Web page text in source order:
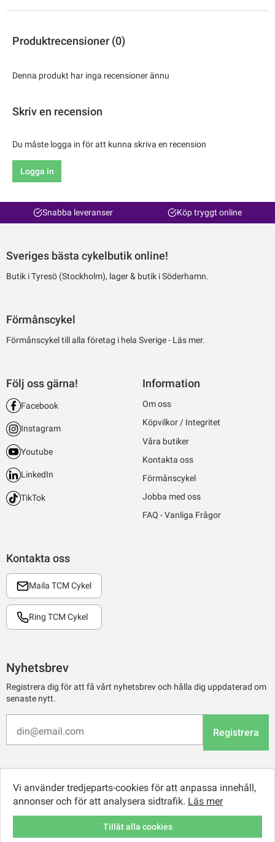
Produktrecensioner (0)
Denna produkt har inga recensioner ännu
Skriv en recension
Du måste logga in för att kunna skriva en recension
Logga in
Snabba leveranser Köp tryggt online
Sveriges bästa cykelbutik online!
Butik i Tyresö (Stockholm), lager & butik i Söderhamn.
Förmånscykel
Förmånscykel till alla företag i hela Sverige - Läs mer.
Kontakta oss
Maila TCM Cykel
Ring TCM Cykel
Följ oss gärna!
Facebook
Instagram
Youtube
LinkedIn
TikTok
Information
Om oss
Köpvilkor / Integritet
Våra butiker
Kontakta oss
Förmånscykel
Jobba med oss
FAQ - Vanliga Frågor
Nyhetsbrev
Registrera dig för att få vårt nyhetsbrev och hålla dig uppdaterad om
senaste nytt.
Registrera
Vi använder tredjeparts-cookies för att anpassa innehåll,
annonser och för att analysera sidtrafik. Läs mer
Tillåt alla cookies